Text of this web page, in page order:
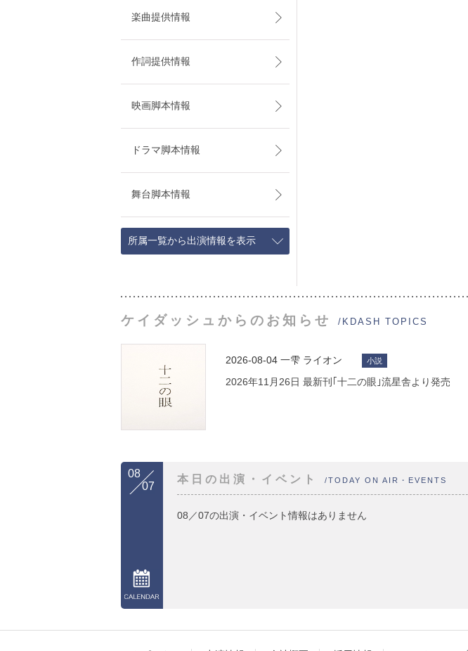
楽曲提供情報
作詞提供情報
映画脚本情報
ドラマ脚本情報
舞台脚本情報
所属一覧から出演情報を表示
ケイダッシュからのお知らせ /KDASH TOPICS
2026-08-04 一雫 ライオン 小説
2026年11月26日 最新刊｢十二の眼｣流星舎より発売
08
07
本日の出演・イベント /TODAY ON AIR・EVENTS
08／07の出演・イベント情報はありません